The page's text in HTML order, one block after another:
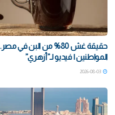
حقيقة غش 80% من البن
المواطنين | فيديو لـ”أزهري”